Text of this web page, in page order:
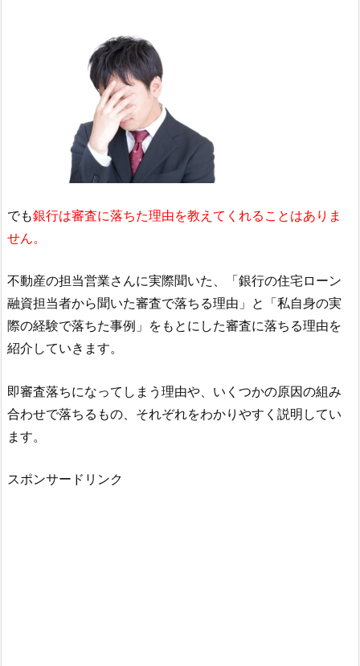
でも銀行は審査に落ちた理由を教えてくれることはありま
せん。
不動産の担当営業さんに実際聞いた、「銀行の住宅ローン
融資担当者から聞いた審査で落ちる理由」と「私自身の実
際の経験で落ちた事例」をもとにした審査に落ちる理由を
紹介していきます。
即審査落ちになってしまう理由や、いくつかの原因の組み
合わせで落ちるもの、それぞれをわかりやすく説明してい
ます。
スポンサードリンク